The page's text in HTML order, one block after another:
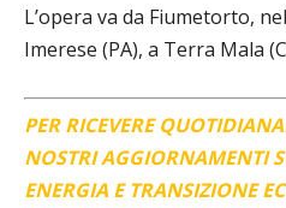
L’opera va da Fiumetorto,
Imerese (PA), a Terra Mala
PER RICEVERE
NOSTRI AGGIORNAMENTI
ENERGIA E TRANSIZIONE